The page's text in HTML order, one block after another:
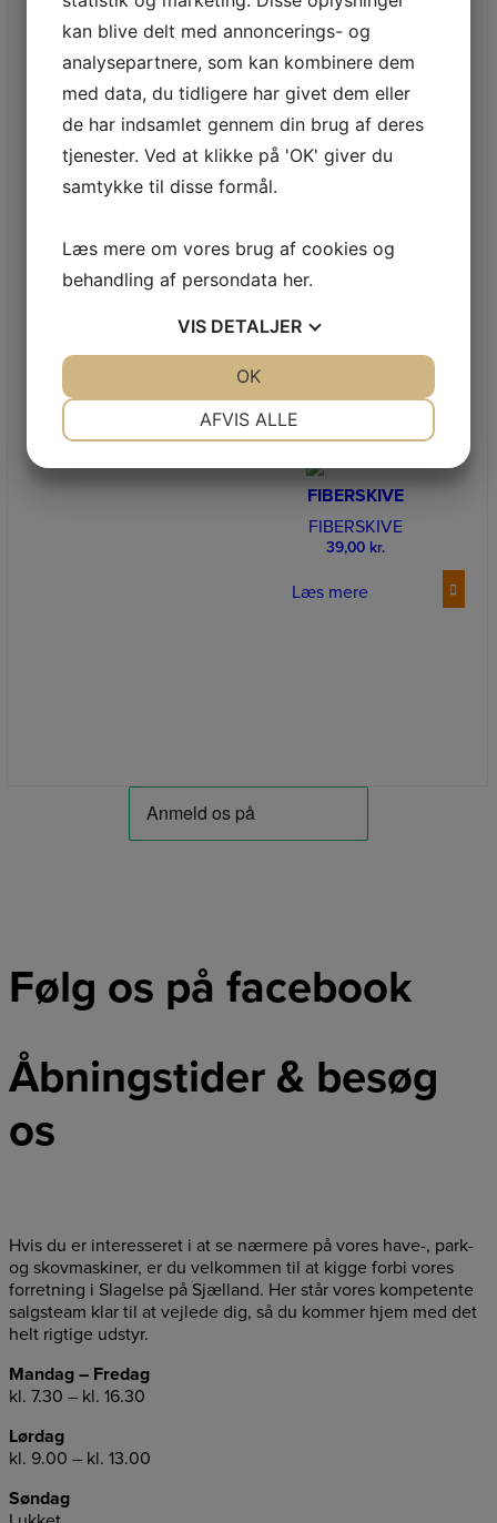
Læs mere
NETPRISKugleleje 6201-2RS
(10MM)
69,00 kr.
FIBERSKIVE
FIBERSKIVE
39,00 kr.
Læs mere
Følg os på facebook
Åbningstider & besøg
os
Hvis du er interesseret i at se nærmere på vores have-, park-
og skovmaskiner, er du velkommen til at kigge forbi vores
forretning i Slagelse på Sjælland. Her står vores kompetente
salgsteam klar til at vejlede dig, så du kommer hjem med det
helt rigtige udstyr.
Mandag – Fredag
kl. 7.30 – kl. 16.30
Lørdag
kl. 9.00 – kl. 13.00
Søndag
kan blive delt med annoncerings- og
analysepartnere, som kan kombinere dem
med data, du tidligere har givet dem eller
de har indsamlet gennem din brug af deres
tjenester. Ved at klikke på 'OK' giver du
samtykke til disse formål.
Læs mere om vores brug af cookies og
behandling af persondata her.
VIS DETALJER
STATISTIK
AFVIS ALLE
OK